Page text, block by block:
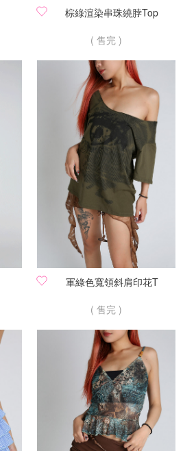
棕綠渲染串珠繞脖Top
( 售完 )
軍綠色寬領斜肩印花T
( 售完 )